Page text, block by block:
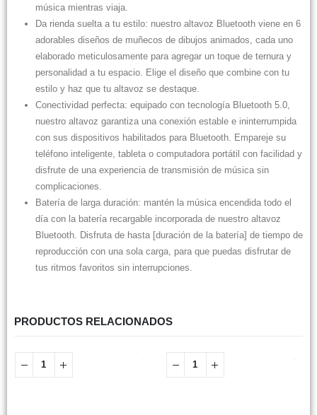
música mientras viaja.
Da rienda suelta a tu estilo: nuestro altavoz Bluetooth viene en 6
adorables diseños de muñecos de dibujos animados, cada uno
elaborado meticulosamente para agregar un toque de ternura y
personalidad a tu espacio. Elige el diseño que combine con tu
estilo y haz que tu altavoz se destaque.
Conectividad perfecta: equipado con tecnología Bluetooth 5.0,
nuestro altavoz garantiza una conexión estable e ininterrumpida
con sus dispositivos habilitados para Bluetooth. Empareje su
teléfono inteligente, tableta o computadora portátil con facilidad y
disfrute de una experiencia de transmisión de música sin
complicaciones.
Batería de larga duración: mantén la música encendida todo el
día con la batería recargable incorporada de nuestro altavoz
Bluetooth. Disfruta de hasta [duración de la batería] de tiempo de
reproducción con una sola carga, para que puedas disfrutar de
tus ritmos favoritos sin interrupciones.
PRODUCTOS RELACIONADOS